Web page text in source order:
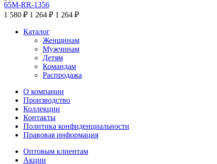
65M-RR-1356
1 580 ₽ 1 264 ₽ 1 264 ₽
Каталог
Женщинам
Мужчинам
Детям
Командам
Распродажа
О компании
Производство
Коллекции
Контакты
Политика конфиденциальности
Правовая информация
Оптовым клиентам
Акции